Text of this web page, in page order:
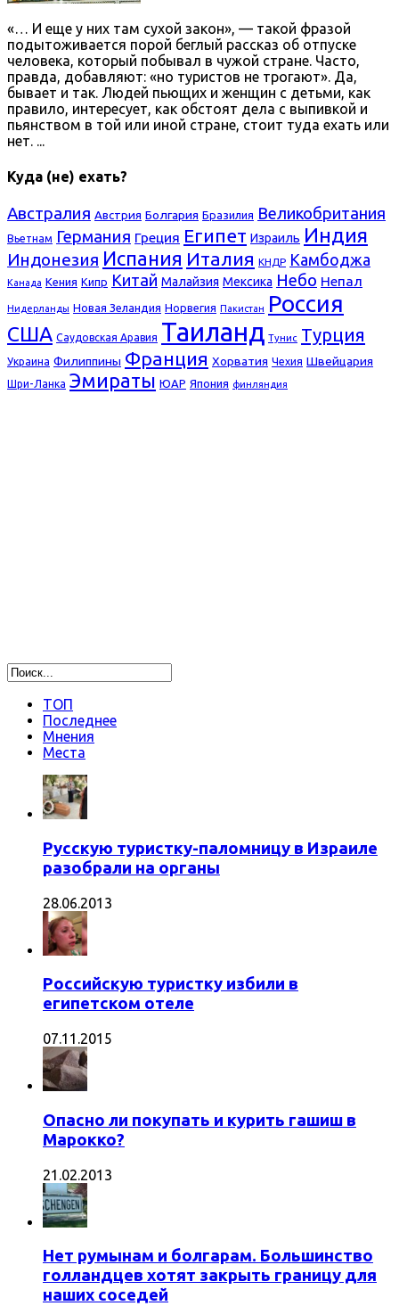
«… И еще у них там сухой закон», — такой фразой
подытоживается порой беглый рассказ об отпуске
человека, который побывал в чужой стране. Часто,
правда, добавляют: «но туристов не трогают». Да,
бывает и так. Людей пьющих и женщин с детьми, как
правило, интересует, как обстоят дела с выпивкой и
пьянством в той или иной стране, стоит туда ехать или
нет. ...
Куда (не) ехать?
Австралия Австрия Болгария Бразилия Великобритания
Вьетнам Германия Греция Египет Израиль Индия
Индонезия Испания Италия КНДР Камбоджа
Канада Кения Кипр Китай Малайзия Мексика Небо Непал
Нидерланды Новая Зеландия Норвегия Пакистан Россия
США Саудовская Аравия Таиланд Тунис Турция
Украина Филиппины Франция Хорватия Чехия Швейцария
Шри-Ланка Эмираты ЮАР Япония финляндия
ТОП
Последнее
Мнения
Места
Русскую туристку-паломницу в Израиле
разобрали на органы
28.06.2013
Российскую туристку избили в
египетском отеле
07.11.2015
Опасно ли покупать и курить гашиш в
Марокко?
21.02.2013
Нет румынам и болгарам. Большинство
голландцев хотят закрыть границу для
наших соседей